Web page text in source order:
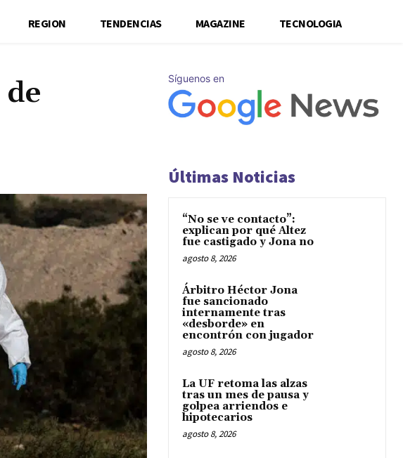
REGION TENDENCIAS MAGAZINE TECNOLOGIA
Síguenos en
Últimas Noticias
“No se ve contacto”:
explican por qué Altez
fue castigado y Jona no
agosto 8, 2026
Árbitro Héctor Jona
fue sancionado
internamente tras
«desborde» en
encontrón con jugador
agosto 8, 2026
La UF retoma las alzas
tras un mes de pausa y
golpea arriendos e
hipotecarios
agosto 8, 2026